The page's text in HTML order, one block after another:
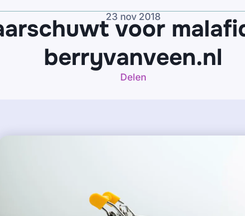
23 nov 2018
voor
berryvanveen.nl
Delen